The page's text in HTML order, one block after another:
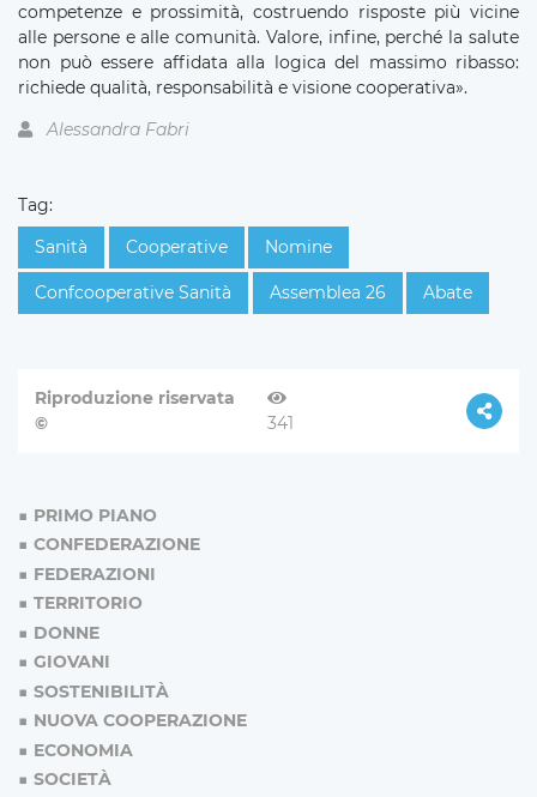
competenze e prossimità, costruendo risposte più vicine
alle persone e alle comunità. Valore, infine, perché la salute
non può essere affidata alla logica del massimo ribasso:
richiede qualità, responsabilità e visione cooperativa».
Alessandra Fabri
Tag:
Sanità
Cooperative Nomine
Confcooperative Sanità Assemblea 26 Abate
Riproduzione riservata
©
341
PRIMO PIANO
CONFEDERAZIONE
FEDERAZIONI
TERRITORIO
DONNE
GIOVANI
SOSTENIBILITÀ
NUOVA COOPERAZIONE
ECONOMIA
SOCIETÀ